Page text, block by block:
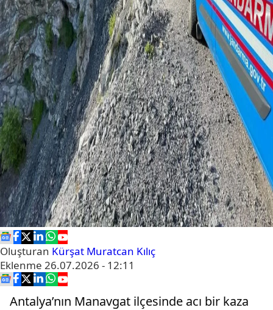
Oluşturan Kürşat Muratcan Kılıç
Eklenme 26.07.2026 - 12:11
Antalya’nın Manavgat ilçesinde acı bir kaza